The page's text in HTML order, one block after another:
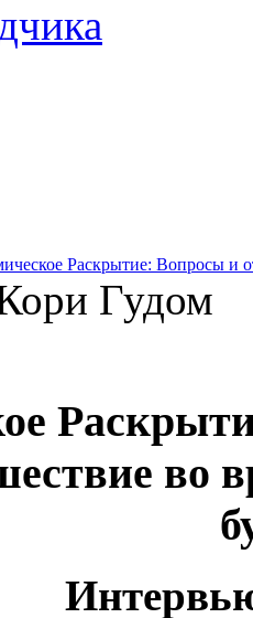
Раскрытие: Вопросы и
Гудом
во